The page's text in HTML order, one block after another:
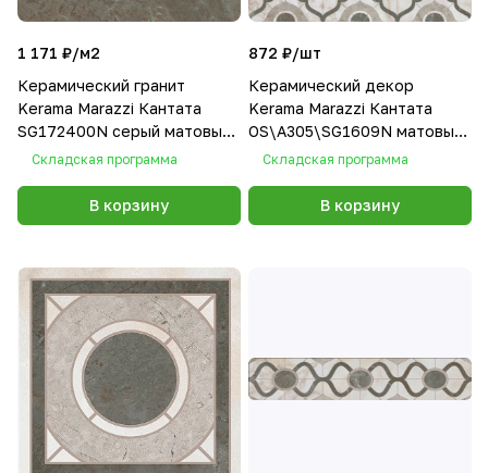
1 171 ₽/м2
Керамический гранит
Kerama Marazzi Кантата
SG172400N серый матовый
40,2х40,2
Складская программа
В корзину
872 ₽/шт
Керамический декор
Kerama Marazzi Кантата
OS\A305\SG1609N матовый
40,2х40,2
Складская программа
В корзину